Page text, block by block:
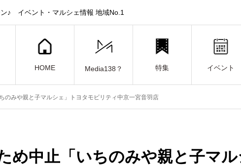
♪ イベント・マルシェ情報 地域No.1
HOME Media138？ 特集 イベント
のみや親と子マルシェ」トヨタモビリティ中京一宮音羽店
め中止「いちのみや親と子マ